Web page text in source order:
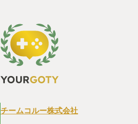
チームコルー株式会社